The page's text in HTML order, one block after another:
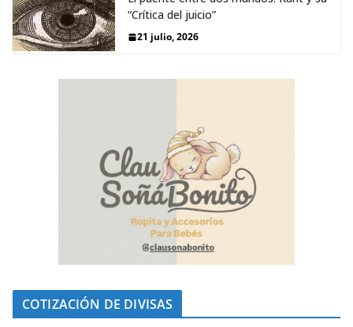
“Crítica del juicio”
21 julio, 2026
COTIZACIÓN DE DIVISAS